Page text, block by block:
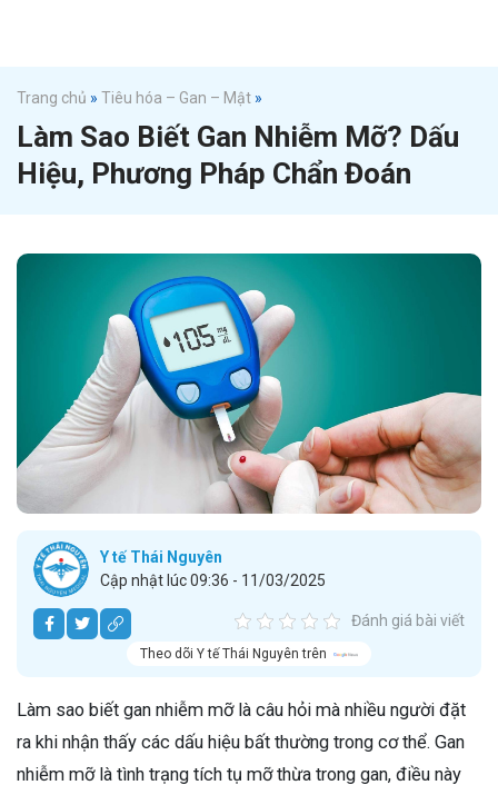
Trang chủ » Tiêu hóa – Gan – Mật »
Làm Sao Biết Gan Nhiễm Mỡ? Dấu
Hiệu, Phương Pháp Chẩn Đoán
Y tế Thái Nguyên
Cập nhật lúc 09:36 - 11/03/2025
Đánh giá bài viết
Theo dõi Y tế Thái Nguyên trên
Làm sao biết gan nhiễm mỡ là câu hỏi mà nhiều người đặt
ra khi nhận thấy các dấu hiệu bất thường trong cơ thể. Gan
nhiễm mỡ là tình trạng tích tụ mỡ thừa trong gan, điều này